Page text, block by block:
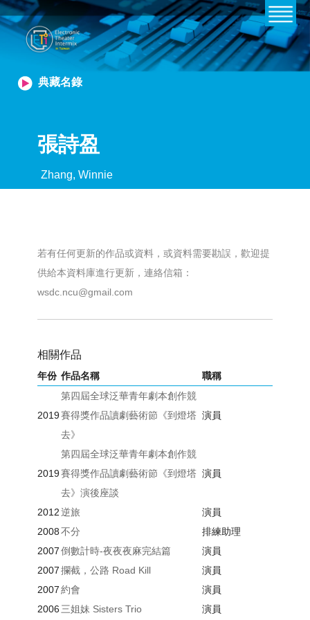
典藏名錄
張詩盈
Zhang, Winnie
若有任何更新的作品或資料，或資料需要勘誤，歡迎提
供給本資料庫進行更新，連絡信箱：
wsdc.ncu@gmail.com
相關作品
年份 作品名稱 職稱
2019
第四屆全球泛華青年劇本創作競
賽得獎作品讀劇藝術節《到燈塔
去》
演員
2019
第四屆全球泛華青年劇本創作競
賽得獎作品讀劇藝術節《到燈塔
去》演後座談
演員
2012逆旅
演員
2008不分
排練助理
2007倒數計時-夜夜夜麻完結篇
演員
2007攔截，公路 Road Kill
演員
2007約會
演員
2006三姐妹 Sisters Trio 演員